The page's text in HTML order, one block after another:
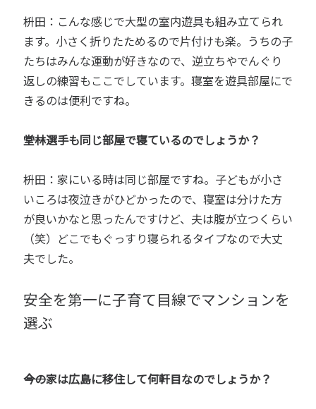
枡田：こんな感じで大型の室内遊具も組み立てられ
ます。小さく折りたためるので片付けも楽。うちの子
たちはみんな運動が好きなので、逆立ちやでんぐり
返しの練習もここでしています。寝室を遊具部屋にで
きるのは便利ですね。
――堂林選手も同じ部屋で寝ているのでしょうか？
枡田：家にいる時は同じ部屋ですね。子どもが小さ
いころは夜泣きがひどかったので、寝室は分けた方
が良いかなと思ったんですけど、夫は腹が立つくらい
（笑）どこでもぐっすり寝られるタイプなので大丈
夫でした。
安全を第一に子育て目線でマンションを
選ぶ
――今の家は広島に移住して何軒目なのでしょうか？